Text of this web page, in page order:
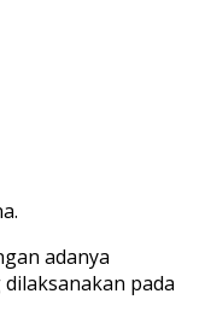
adanya
pada